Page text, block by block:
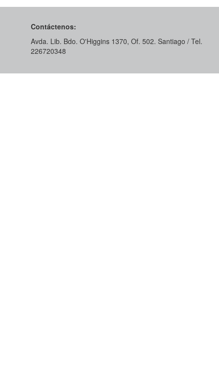
Contáctenos:
Avda. Lib. Bdo. O'Higgins 1370, Of. 502. Santiago / Tel.
226720348